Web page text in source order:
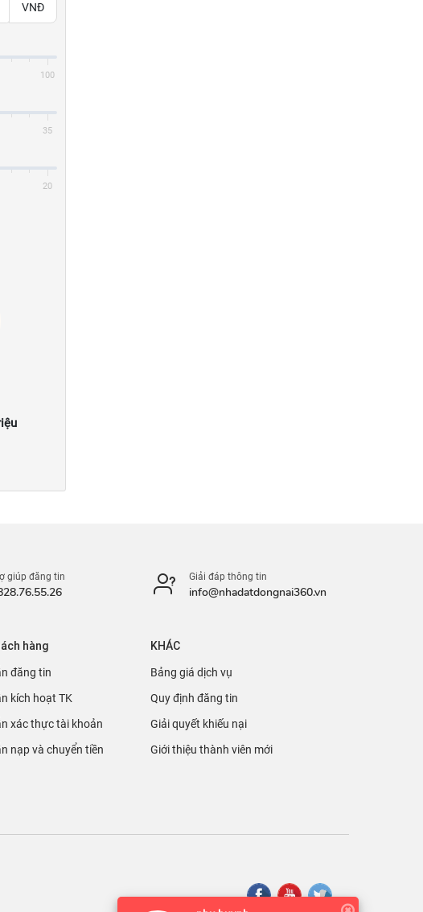
VNĐ
100
35
20
giúp đăng tin Giải đáp thông tin
info@nhadatdongnai360.vn
hàng
đăng tin
kích hoạt TK
xác thực tài khoản
nạp và chuyển tiền
KHÁC
Bảng giá dịch vụ
Quy định đăng tin
Giải quyết khiếu nại
Giới thiệu thành viên mới